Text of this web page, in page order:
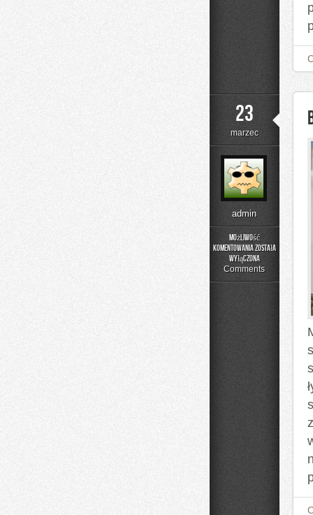
23
marzec
admin
Możliwość
komentowania
Bezpieczeństwo
Ochrona
została
wyłączona
Comments